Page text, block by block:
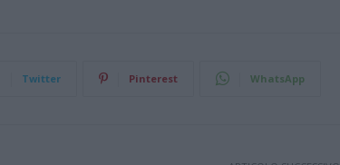
Twitter Pinterest WhatsApp